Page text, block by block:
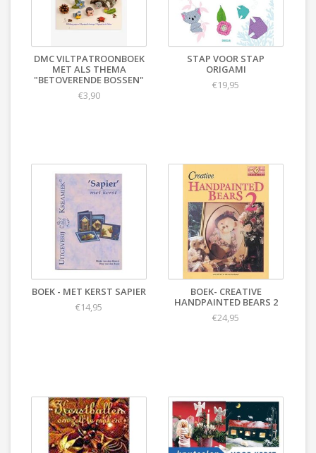
DMC VILTPATROONBOEK
MET ALS THEMA
"BETOVERENDE BOSSEN"
€3,90
STAP VOOR STAP
ORIGAMI
€19,95
BOEK - MET KERST SAPIER
€14,95
BOEK- CREATIVE
HANDPAINTED BEARS 2
€24,95